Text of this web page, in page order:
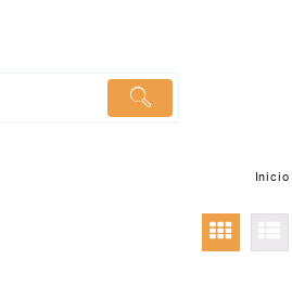
Inicio